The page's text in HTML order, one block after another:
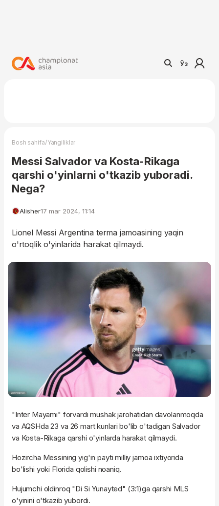
Ўз
Bosh sahifa/Yangiliklar
Messi Salvador va Kosta-Rikaga
qarshi o'yinlarni o'tkazib yuboradi.
Nega?
Alisher17 mar 2024, 11:14
Lionel Messi Argentina terma jamoasining yaqin
o'rtoqlik o'yinlarida harakat qilmaydi.
"Inter Mayami" forvardi mushak jarohatidan davolanmoqda
va AQSHda 23 va 26 mart kunlari bo'lib o'tadigan Salvador
va Kosta-Rikaga qarshi o'yinlarda harakat qilmaydi.
Hozircha Messining yig'in payti milliy jamoa ixtiyorida
bo'lishi yoki Florida qolishi noaniq.
Hujumchi oldinroq "Di Si Yunayted" (3:1)ga qarshi MLS
o'yinini o'tkazib yubordi.